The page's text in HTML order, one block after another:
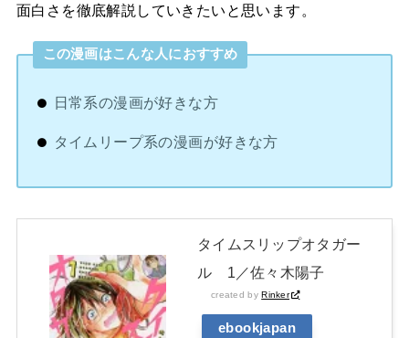
面白さを徹底解説していきたいと思います。
この漫画はこんな人におすすめ
日常系の漫画が好きな方
タイムリープ系の漫画が好きな方
タイムスリップオタガー
ル 1／佐々木陽子
created byRinker
ebookjapan